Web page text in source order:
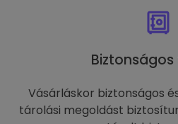
Vásárláskor biztonságos
tárolási megoldást